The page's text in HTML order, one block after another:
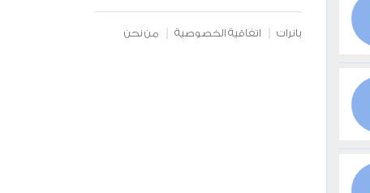
بانرات اتفاقية الخصوصية من نحن